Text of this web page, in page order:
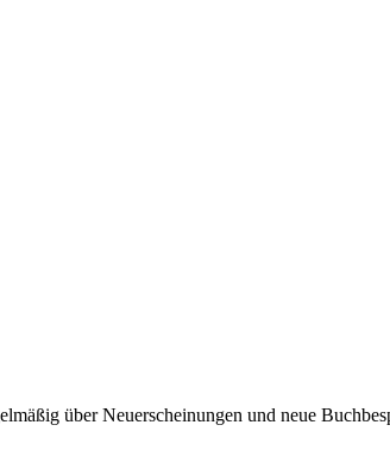
über Neuerscheinungen und neue